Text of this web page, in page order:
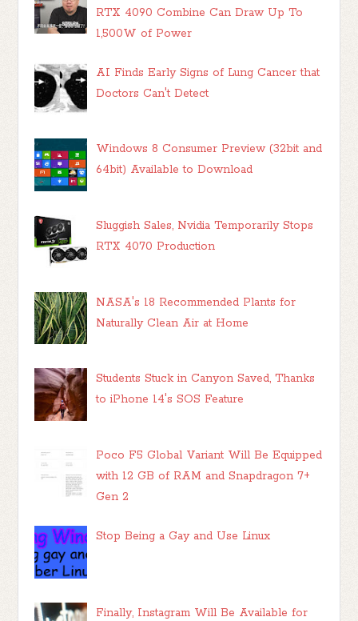
RTX 4090 Combine Can Draw Up To
1,500W of Power
AI Finds Early Signs of Lung Cancer that
Doctors Can't Detect
Windows 8 Consumer Preview (32bit and
64bit) Available to Download
Sluggish Sales, Nvidia Temporarily Stops
RTX 4070 Production
NASA's 18 Recommended Plants for
Naturally Clean Air at Home
Students Stuck in Canyon Saved, Thanks
to iPhone 14's SOS Feature
Poco F5 Global Variant Will Be Equipped
with 12 GB of RAM and Snapdragon 7+
Gen 2
Stop Being a Gay and Use Linux
Finally, Instagram Will Be Available for